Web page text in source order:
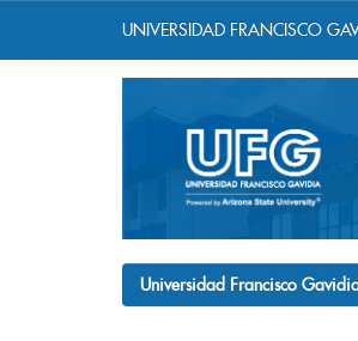
UNIVERSIDAD FRANCISCO
Universidad Francisco